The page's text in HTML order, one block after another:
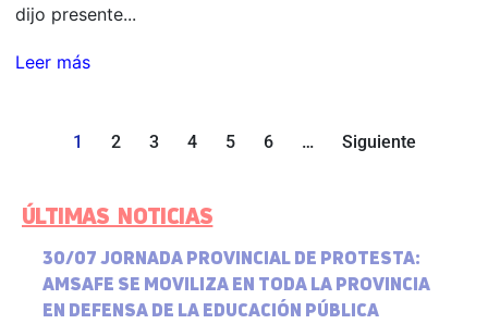
dijo presente...
Leer más
1 2 3 4 5 6 … Siguiente
ÚLTIMAS NOTICIAS
30/07 JORNADA PROVINCIAL DE PROTESTA:
AMSAFE SE MOVILIZA EN TODA LA PROVINCIA
EN DEFENSA DE LA EDUCACIÓN PÚBLICA